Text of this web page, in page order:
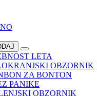
LETA
OBZORNIK
ZA BONTON
PANIKE
OBZORNIK